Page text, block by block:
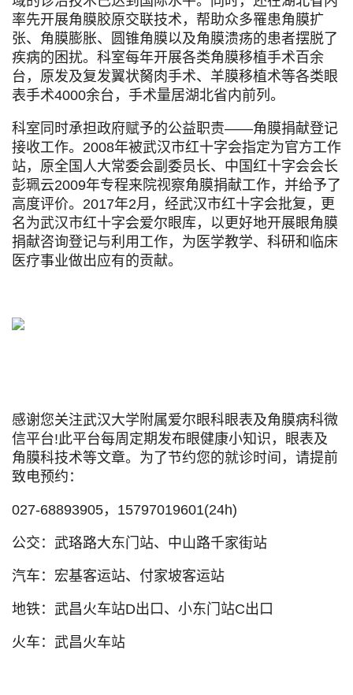
率先开展角膜胶原交联技术，帮助众多罹患角膜扩
张、角膜膨胀、圆锥角膜以及角膜溃疡的患者摆脱了
疾病的困扰。科室每年开展各类角膜移植手术百余
台，原发及复发翼状胬肉手术、羊膜移植术等各类眼
表手术4000余台，手术量居湖北省内前列。
科室同时承担政府赋予的公益职责——角膜捐献登记
接收工作。2008年被武汉市红十字会指定为官方工作
站，原全国人大常委会副委员长、中国红十字会会长
彭珮云2009年专程来院视察角膜捐献工作，并给予了
高度评价。2017年2月，经武汉市红十字会批复，更
名为武汉市红十字会爱尔眼库，以更好地开展眼角膜
捐献咨询登记与利用工作，为医学教学、科研和临床
医疗事业做出应有的贡献。
感谢您关注武汉大学附属爱尔眼科眼表及角膜病科微
信平台!此平台每周定期发布眼健康小知识，眼表及
角膜科技术等文章。为了节约您的就诊时间，请提前
致电预约：
027-68893905，15797019601(24h)
公交：武珞路大东门站、中山路千家街站
汽车：宏基客运站、付家坡客运站
地铁：武昌火车站D出口、小东门站C出口
火车：武昌火车站